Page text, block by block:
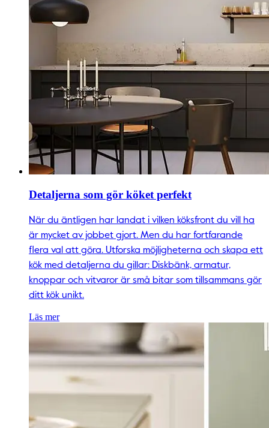
Detaljerna som gör köket perfekt
När du äntligen har landat i vilken köksfront du vill ha
är mycket av jobbet gjort. Men du har fortfarande
flera val att göra. Utforska möjligheterna och skapa ett
kök med detaljerna du gillar: Diskbänk, armatur,
knoppar och vitvaror är små bitar som tillsammans gör
ditt kök unikt.
Läs mer